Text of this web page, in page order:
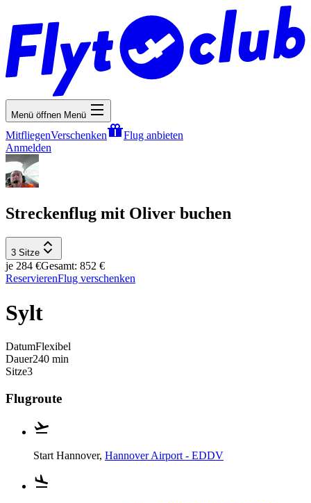
Menü öffnen Menü
MitfliegenVerschenken
Flug anbieten
Anmelden
Streckenflug mit Oliver buchen
3 Sitze
je 284 €Gesamt: 852 €
ReservierenFlug verschenken
Sylt
DatumFlexibel
Dauer240 min
Sitze3
Flugroute
Start Hannover, Hannover Airport - EDDV